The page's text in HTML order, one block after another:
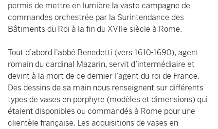
permis de mettre en lumière la vaste campagne de
commandes orchestrée par la Surintendance des
Bâtiments du Roi à la fin du XVIIe siècle à Rome.
Tout d’abord l’abbé Benedetti (vers 1610-1690), agent
romain du cardinal Mazarin, servit d’intermédiaire et
devint à la mort de ce dernier l’agent du roi de France.
Des dessins de sa main nous renseignent sur différents
types de vases en porphyre (modèles et dimensions) qui
étaient disponibles ou commandés à Rome pour une
clientèle française. Les acquisitions de vases en